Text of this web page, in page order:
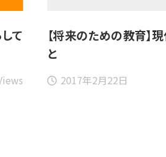
て
【将来のための教育】
と
2017年2月22日